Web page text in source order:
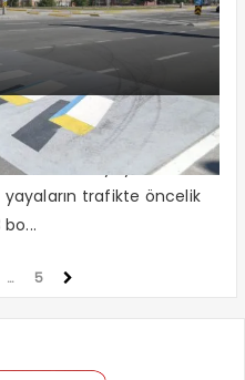
sürücülerin yayalara
trafikte öncelik
… 5